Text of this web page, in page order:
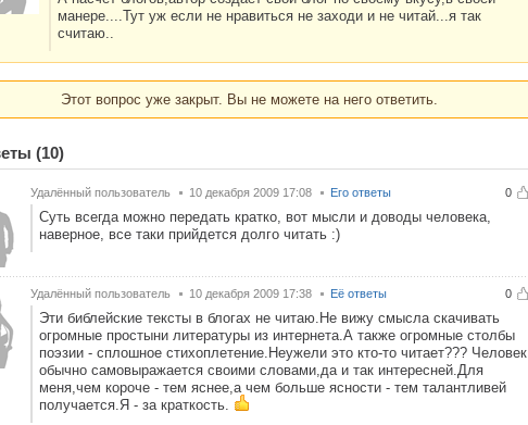
манере....Тут уж если не нравиться не заходи и не читай...я так
считаю..
Этот вопрос уже закрыт. Вы не можете на него ответить.
(10)
0
Удалённый пользователь 10 декабря 2009 17:08 Его ответы
Суть всегда можно передать кратко, вот мысли и доводы человека,
наверное, все таки прийдется долго читать :)
0
Удалённый пользователь 10 декабря 2009 17:38 Её ответы
Эти библейские тексты в блогах не читаю.Не вижу смысла скачивать
огромные простыни литературы из интернета.А также огромные столбы
поэзии - сплошное стихоплетение.Неужели это кто-то читает??? Человек
обычно самовыражается своими словами,да и так интересней.Для
меня,чем короче - тем яснее,а чем больше ясности - тем талантливей
получается.Я - за краткость.